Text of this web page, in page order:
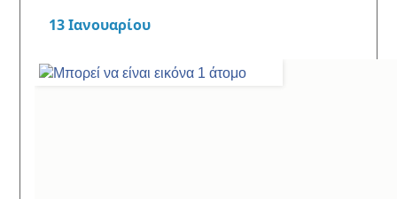
13 Ιανουαρίου